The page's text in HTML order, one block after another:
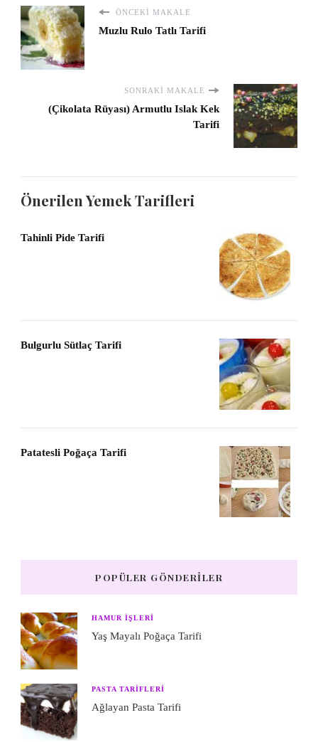
ÖNCEKI MAKALE
Muzlu Rulo Tatlı Tarifi
SONRAKI MAKALE
(Çikolata Rüyası) Armutlu Islak Kek
Tarifi
Önerilen Yemek Tarifleri
Tahinli Pide Tarifi
Bulgurlu Sütlaç Tarifi
Patatesli Poğaça Tarifi
POPÜLER GÖNDERILER
HAMUR IŞLERI
Yaş Mayalı Poğaça Tarifi
PASTA TARIFLERI
Ağlayan Pasta Tarifi